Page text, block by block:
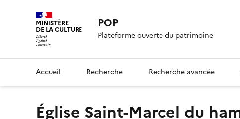
MINISTÈRE
DE LA CULTURE POP
Plateforme ouverte du patrimoine
Accueil Recherche Recherche avancée
église Saint-Marcel du